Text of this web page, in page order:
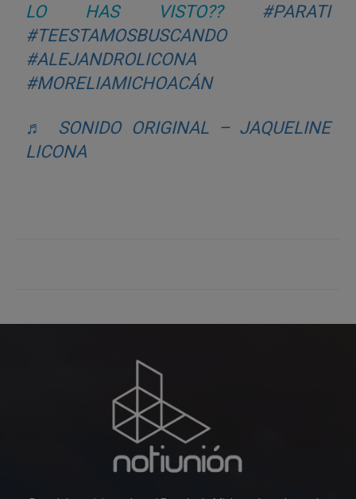
LO HAS VISTO?? #PARATI
#TEESTAMOSBUSCANDO
#ALEJANDROLICONA
#MORELIAMICHOACÁN
♬ SONIDO ORIGINAL – JAQUELINE
LICONA